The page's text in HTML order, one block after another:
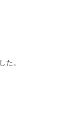
た。